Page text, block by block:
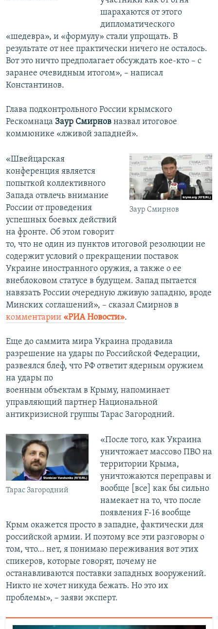
шарахаются от этого
дипломатического
«шедевра», и «формулу» стали упрощать. В
результате от нее практически ничего не осталось.
Вот это ничто предполагает обсуждать кое-кто – с
заранее очевидным итогом», – написал
Константинов.
Глава подконтрольного России крымского
Рескомнаца Заур Смирнов назвал итоговое
коммюнике «лживой западней».
Заур Смирнов
«Швейцарская
конференция является
попыткой коллективного
Запада отвлечь внимание
России от проведения
успешных боевых действий
на фронте. Об этом говорит
то, что не один из пунктов итоговой резолюции не
содержит условий о прекращении поставок
Украине иностранного оружия, а также о ее
внеблоковом статусе в будущем. Запад пытается
навязать России очередную лживую западню, вроде
Минских соглашений», – сказал Смирнов в
комментарии «РИА Новости».
Еще до саммита мира Украина продавила
разрешение на удары по Российской Федерации,
развеялся блеф, что РФ ответит ядерным оружием
на удары по
военным объектам в Крыму, напоминает
управляющий партнер Национальной
антикризисной группы Тарас Загородний.
Тарас Загородний
«После того, как Украина
уничтожает массово ПВО на
территории Крыма,
уничтожаются переправы и
вообще [все] как бы сильно
намекает на то, что после
появления F-16 вообще
Крым окажется просто в западне, фактически для
российской армии. И поэтому все эти разговоры о
том, что… нет, я понимаю переживания вот этих
спикеров, которые говорят, почему не
останавливаются поставки западных вооружений.
Никто не хочет никуда бежать. Но это их
проблемы», – заяви эксперт.